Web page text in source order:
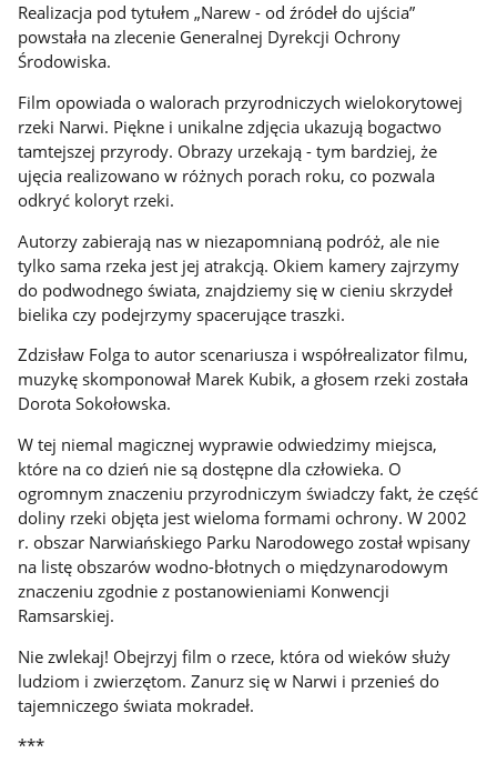
Realizacja pod tytułem „Narew - od źródeł do ujścia”
powstała na zlecenie Generalnej Dyrekcji Ochrony
Środowiska.
Film opowiada o walorach przyrodniczych wielokorytowej
rzeki Narwi. Piękne i unikalne zdjęcia ukazują bogactwo
tamtejszej przyrody. Obrazy urzekają - tym bardziej, że
ujęcia realizowano w różnych porach roku, co pozwala
odkryć koloryt rzeki.
Autorzy zabierają nas w niezapomnianą podróż, ale nie
tylko sama rzeka jest jej atrakcją. Okiem kamery zajrzymy
do podwodnego świata, znajdziemy się w cieniu skrzydeł
bielika czy podejrzymy spacerujące traszki.
Zdzisław Folga to autor scenariusza i współrealizator filmu,
muzykę skomponował Marek Kubik, a głosem rzeki została
Dorota Sokołowska.
W tej niemal magicznej wyprawie odwiedzimy miejsca,
które na co dzień nie są dostępne dla człowieka. O
ogromnym znaczeniu przyrodniczym świadczy fakt, że część
doliny rzeki objęta jest wieloma formami ochrony. W 2002
r. obszar Narwiańskiego Parku Narodowego został wpisany
na listę obszarów wodno-błotnych o międzynarodowym
znaczeniu zgodnie z postanowieniami Konwencji
Ramsarskiej.
Nie zwlekaj! Obejrzyj film o rzece, która od wieków służy
ludziom i zwierzętom. Zanurz się w Narwi i przenieś do
tajemniczego świata mokradeł.
***